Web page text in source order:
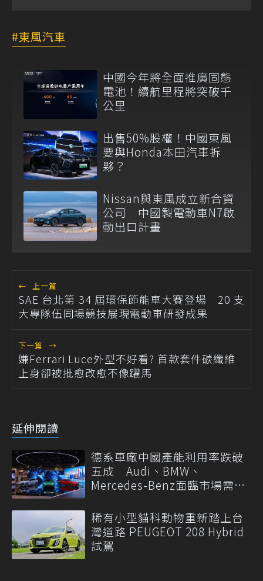
東風汽車
中國今年將全面推廣固態
電池！續航里程將突破千
公里
出售50%股權！中國東風
要與Honda本田汽車拆
夥？
Nissan與東風成立新合資
公司 中國製電動車N7啟
動出口計畫
← 上一篇
SAE 台北第 34 屆環保節能車大賽登場 20 支
大專隊伍同場競技展現電動車研發成果
下一篇 →
嫌Ferrari Luce外型不好看? 首款套件碳纖維
上身卻被批愈改愈不像躍馬
延伸閱讀
德系車廠中國產能利用率跌破
五成 Audi、BMW、
Mercedes-Benz面臨市場需求
稀有小型貓科動物重新踏上台
灣道路 PEUGEOT 208 Hybrid
試駕